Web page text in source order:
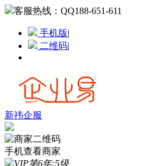
客服热线： QQ188-651-611
手机版|
二维码|
新祎企服
手机查看商家